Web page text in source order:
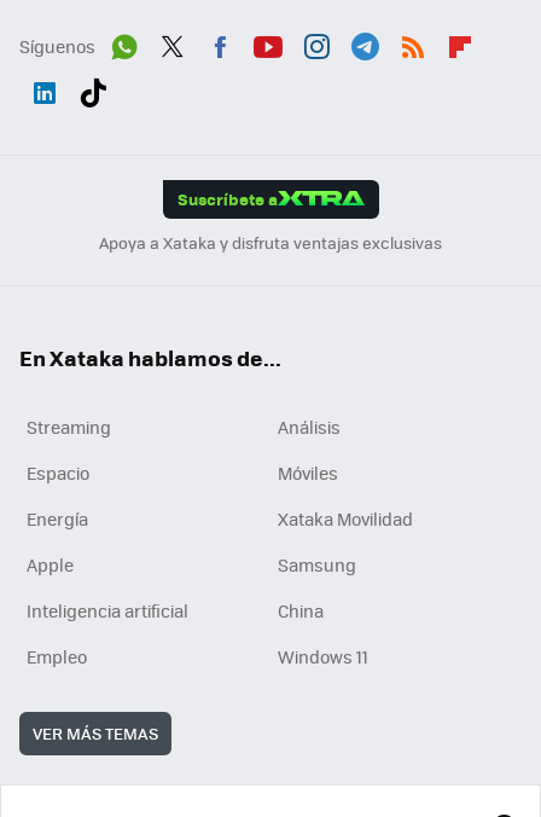
Síguenos
Suscríbete a
Apoya a Xataka y disfruta ventajas exclusivas
En Xataka hablamos de...
Streaming
Análisis
Espacio
Móviles
Energía
Xataka Movilidad
Apple
Samsung
Inteligencia artificial
China
Empleo
Windows 11
VER MÁS TEMAS